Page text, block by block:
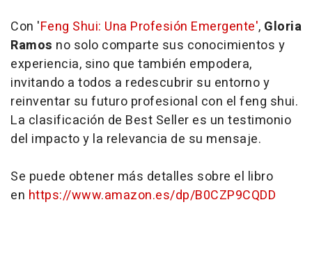
Con 'Feng Shui: Una Profesión Emergente', Gloria
Ramos no solo comparte sus conocimientos y
experiencia, sino que también empodera,
invitando a todos a redescubrir su entorno y
reinventar su futuro profesional con el feng shui.
La clasificación de Best Seller es un testimonio
del impacto y la relevancia de su mensaje.
Se puede obtener más detalles sobre el libro
en https://www.amazon.es/dp/B0CZP9CQDD